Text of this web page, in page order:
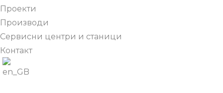
Проекти
Производи
Сервисни центри и станици
Контакт